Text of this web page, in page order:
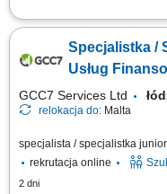
Twoje zadania: Prowadzenie
edukacją finansową.
współpracy z partnerami
Specjalistka /
Usług
GCC7 Services Ltd
relokacja do: Malta
specjalista / specjalistka junior
rekrutacja online
2 dni